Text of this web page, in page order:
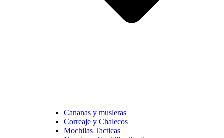
Cananas y musleras
Correaje y Chalecos
Mochilas Tacticas